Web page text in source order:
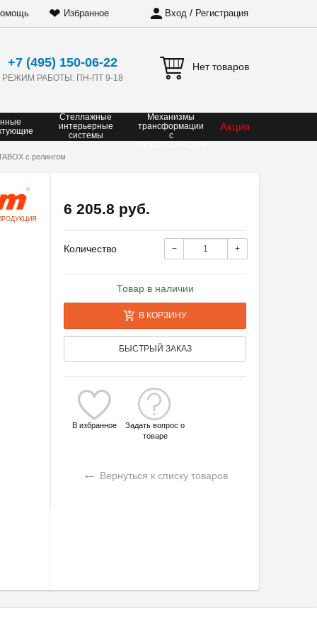
❤ Избранное Вход / Регистрация
+7 (495) 150-06-22
РЕЖИМ РАБОТЫ: ПН-ПТ 9-18
Нет товаров
Стеллажные
интерьерные
системы
Механизмы
трансформации
с
Акция
с релингом
6 205.8 руб.
Количество − +
Товар в наличии
В КОРЗИНУ
БЫСТРЫЙ ЗАКАЗ
В избранное
Задать вопрос о
товаре
← Вернуться к списку товаров